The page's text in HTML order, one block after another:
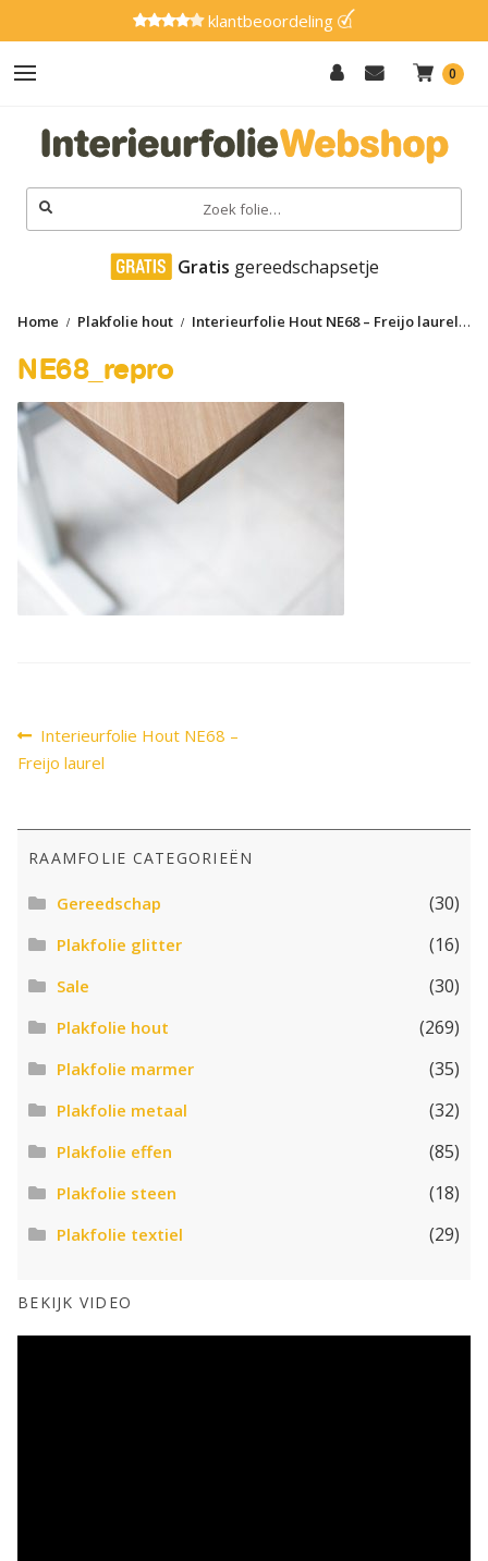
klantbeoordeling
0
Zoeken
naar:
Hout
Effen
Marmer
Glitter
Natuursteen
Textiel
Gereedschap
SALE
Advies
Gratis gereedschapsetje
Home Plakfolie hout
Interieurfolie Hout NE68 – Freijo laurel
NE68_repro
Bericht
navigatie
Vorig
bericht:
Interieurfolie Hout NE68 –
Freijo laurel
RAAMFOLIE CATEGORIEËN
Gereedschap (30)
Plakfolie glitter (16)
Sale (30)
Plakfolie hout (269)
Plakfolie marmer (35)
Plakfolie metaal (32)
Plakfolie effen (85)
Plakfolie steen (18)
Plakfolie textiel (29)
BEKIJK VIDEO